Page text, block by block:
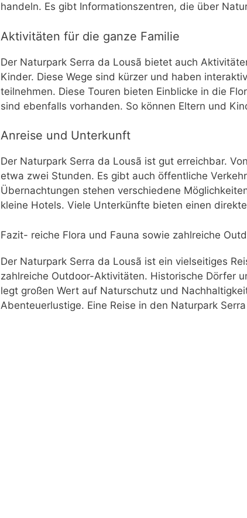
handeln. Es gibt Informationszentren, die über
Aktivitäten für die ganze Familie
Der Naturpark Serra da Lousã bietet auch
Kinder. Diese Wege sind kürzer und haben
teilnehmen. Diese Touren bieten Einblicke in die
sind ebenfalls vorhanden. So können Eltern und
Anreise und Unterkunft
Der Naturpark Serra da Lousã ist gut erreichbar.
etwa zwei Stunden. Es gibt auch öffentliche
Übernachtungen stehen verschiedene
kleine Hotels. Viele Unterkünfte bieten einen
Fazit- reiche Flora und Fauna sowie zahlreiche
Der Naturpark Serra da Lousã ist ein vielseitiges
zahlreiche Outdoor-Aktivitäten. Historische Dörfer
legt großen Wert auf Naturschutz und
Abenteuerlustige. Eine Reise in den Naturpark